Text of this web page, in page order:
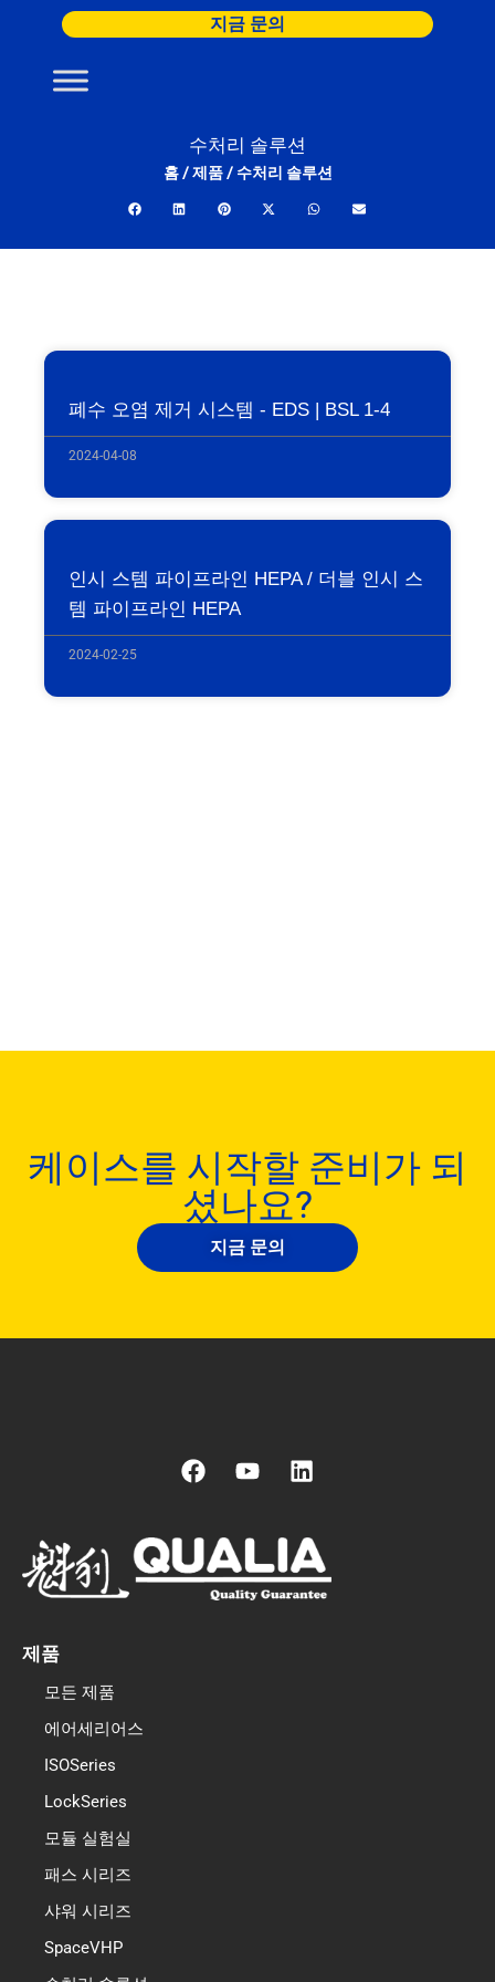
지금 문의
수처리 솔루션
홈/제품/ 수처리 솔루션
폐수 오염 제거 시스템 - EDS | BSL 1-4
2024-04-08
인시 스템 파이프라인 HEPA / 더블 인시 스
템 파이프라인 HEPA
2024-02-25
케이스를 시작할 준비가 되
셨나요?
지금 문의
F
a
e
b
o
유
튜
링
크
인
제품
모든 제품
에어세리어스
ISOSeries
LockSeries
모듈 실험실
패스 시리즈
샤워 시리즈
SpaceVHP